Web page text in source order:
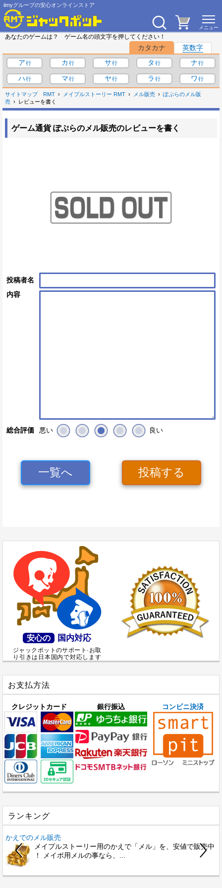
iimyグループの安心オンラインストア
あなたのゲームは？ ゲーム名の頭文字を押してください！
カタカナ
英数字
ア
カ サ タ
ナ
ハ
マ ヤ ラ ワ
サイトマップ RMT メイプルストーリー RMT メル販売
ぽぷらのメル販
売
レビューを書く
ゲーム通貨 ぽぷらのメル販売のレビューを書く
投稿者名
内容
総合評価 悪い 良い
一覧へ 投稿する
安心の 国内対応
ジャックポットのサポート·お取
り引きは日本国内で対応します
お支払方法
クレジットカード 銀行振込 コンビニ決済
ランキング
かえでのメル販売
メイプルストーリー用のかえで「メル」を、安値で販売中
！ メイポ用メルの事なら、...